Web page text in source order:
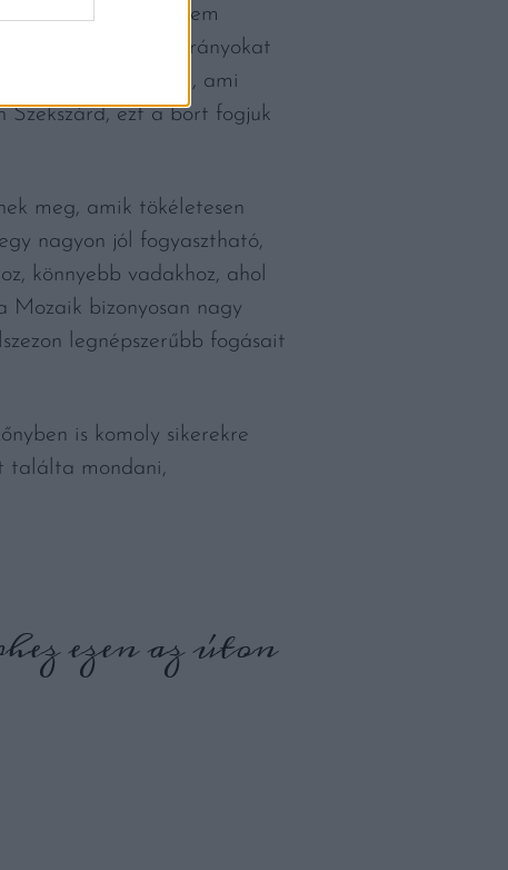
Régen nem
erősít a borvidéki arányokat
végül a kadarka, ami
Szekszárd, ezt a bort fogjuk
meg, amik tökéletesen
nagyon jól fogyasztható,
könnyebb vadakhoz, ahol
Mozaik bizonyosan nagy
legnépszerűbb fogásait
is komoly sikerekre
találta mondani,
ezen az úton